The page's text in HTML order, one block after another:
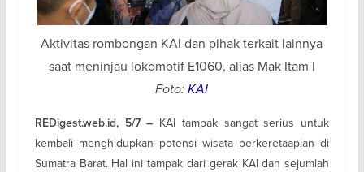
Aktivitas rombongan KAI dan pihak terkait lainnya
saat meninjau lokomotif E1060, alias Mak Itam |
Foto:KAI
REDigest.web.id, 5/7 – KAI tampak sangat serius untuk
kembali menghidupkan potensi wisata perkeretaapian di
Sumatra Barat. Hal ini tampak dari gerak KAI dan sejumlah